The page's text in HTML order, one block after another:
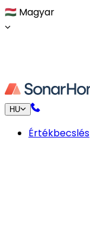
🇭🇺 Magyar
HU
Értékbecslés